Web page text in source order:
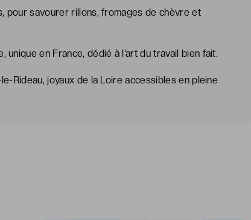
pour savourer rillons, fromages de chèvre et
unique en France, dédié à l’art du travail bien fait.
Rideau, joyaux de la Loire accessibles en pleine